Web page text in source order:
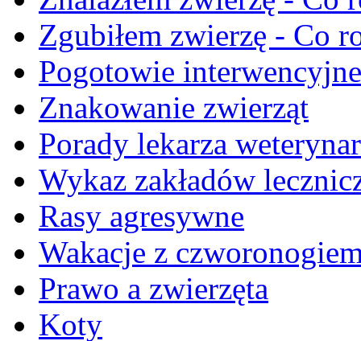
Zgubiłem zwierzę - Co
Pogotowie interwencyjne
Znakowanie zwierząt
Porady lekarza
Wykaz zakładów
Rasy agresywne
Wakacje z
Prawo a zwierzęta
Koty